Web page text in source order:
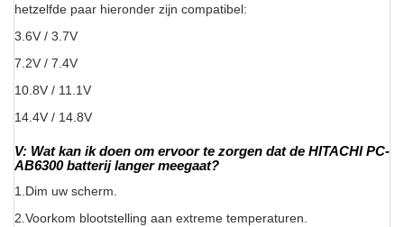
hetzelfde paar hieronder zijn compatibel:
3.6V / 3.7V
7.2V / 7.4V
10.8V / 11.1V
14.4V / 14.8V
V: Wat kan ik doen om ervoor te zorgen dat de HITACHI PC-
AB6300 batterij langer meegaat?
1.Dim uw scherm.
2.Voorkom blootstelling aan extreme temperaturen.